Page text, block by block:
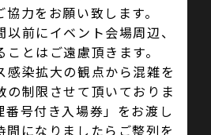
力をお願い致します。
前にイベント会場周辺、
とはご遠慮頂きます。
染拡大の観点から混雑を
の制限させて頂いておりま
番号付き入場券」をお渡し
になりましたらご整列を